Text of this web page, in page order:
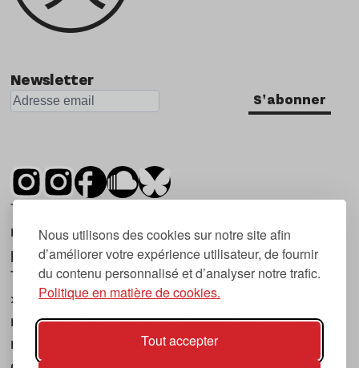
Nous utilisons des cookies sur notre site afin
d’améliorer votre expérience utilisateur, de fournir
du contenu personnalisé et d’analyser notre trafic.
Politique en matière de cookies.
Tout accepter
Newsletter
S'abonner
Tsugi est un mensuel indépendant sur la
musique et les nouvelles tendances, dont la
première parution date de 2007.
Tsugi en japonais signifie « prochain », « suivant
», ce qui correspond à la thématique du
magazine, à l’affût des nouvelles tendances
musicales, qu’elles viennent de la musique